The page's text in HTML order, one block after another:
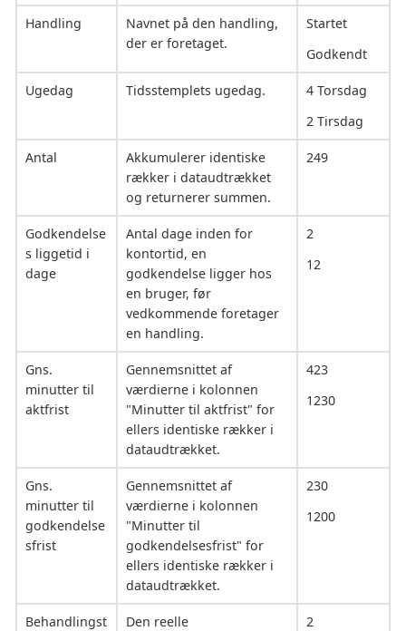
Handling
Navnet på den handling,
der er foretaget.
Startet
Godkendt
Ugedag Tidsstemplets ugedag.
4 Torsdag
2 Tirsdag
Antal
Akkumulerer identiske
rækker i dataudtrækket
og returnerer summen.
249
Godkendelse
s liggetid i
dage
Antal dage inden for
kontortid, en
godkendelse ligger hos
en bruger, før
vedkommende foretager
en handling.
2
12
Gns.
minutter til
aktfrist
Gennemsnittet af
værdierne i kolonnen
"Minutter til aktfrist" for
ellers identiske rækker i
dataudtrækket.
423
1230
Gns.
minutter til
godkendelse
sfrist
Gennemsnittet af
værdierne i kolonnen
"Minutter til
godkendelsesfrist" for
ellers identiske rækker i
dataudtrækket.
230
1200
Behandlingst
Den reelle
2